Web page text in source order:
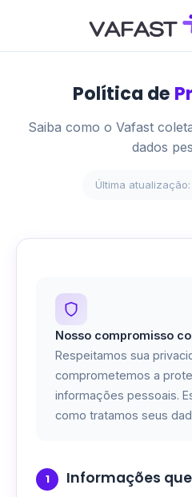
Política de
Saiba como o Vafast
dados
Última
Nosso compromisso
Respeitamos sua
comprometemos a
informações pessoais.
como tratamos seus
1 Informações